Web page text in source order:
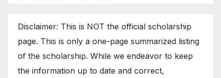
Disclaimer: This is NOT the official scholarship
page. This is only a one-page summarized listing
of the scholarship. While we endeavor to keep
the information up to date and correct,